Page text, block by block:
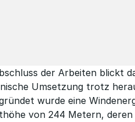
der Arbeiten blickt
Umsetzung trotz
wurde eine
von 244 Metern,